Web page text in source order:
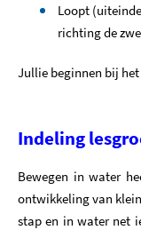
Loopt
richting de
Jullie beginnen bij
Indeling
Bewegen in water
ontwikkeling van
stap en in water net